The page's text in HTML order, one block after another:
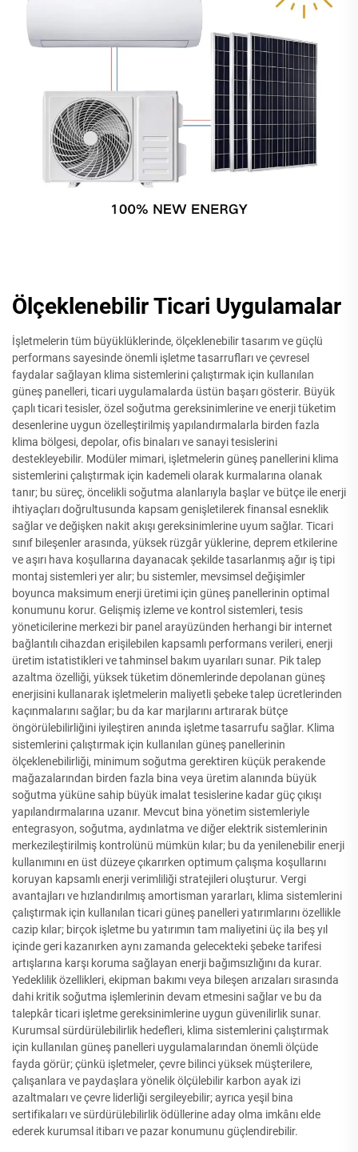
Ölçeklenebilir Ticari Uygulamalar
İşletmelerin tüm büyüklüklerinde, ölçeklenebilir tasarım ve güçlü
performans sayesinde önemli işletme tasarrufları ve çevresel
faydalar sağlayan klima sistemlerini çalıştırmak için kullanılan
güneş panelleri, ticari uygulamalarda üstün başarı gösterir. Büyük
çaplı ticari tesisler, özel soğutma gereksinimlerine ve enerji tüketim
desenlerine uygun özelleştirilmiş yapılandırmalarla birden fazla
klima bölgesi, depolar, ofis binaları ve sanayi tesislerini
destekleyebilir. Modüler mimari, işletmelerin güneş panellerini klima
sistemlerini çalıştırmak için kademeli olarak kurmalarına olanak
tanır; bu süreç, öncelikli soğutma alanlarıyla başlar ve bütçe ile enerji
ihtiyaçları doğrultusunda kapsam genişletilerek finansal esneklik
sağlar ve değişken nakit akışı gereksinimlerine uyum sağlar. Ticari
sınıf bileşenler arasında, yüksek rüzgâr yüklerine, deprem etkilerine
ve aşırı hava koşullarına dayanacak şekilde tasarlanmış ağır iş tipi
montaj sistemleri yer alır; bu sistemler, mevsimsel değişimler
boyunca maksimum enerji üretimi için güneş panellerinin optimal
konumunu korur. Gelişmiş izleme ve kontrol sistemleri, tesis
yöneticilerine merkezi bir panel arayüzünden herhangi bir internet
bağlantılı cihazdan erişilebilen kapsamlı performans verileri, enerji
üretim istatistikleri ve tahminsel bakım uyarıları sunar. Pik talep
azaltma özelliği, yüksek tüketim dönemlerinde depolanan güneş
enerjisini kullanarak işletmelerin maliyetli şebeke talep ücretlerinden
kaçınmalarını sağlar; bu da kar marjlarını artırarak bütçe
öngörülebilirliğini iyileştiren anında işletme tasarrufu sağlar. Klima
sistemlerini çalıştırmak için kullanılan güneş panellerinin
ölçeklenebilirliği, minimum soğutma gerektiren küçük perakende
mağazalarından birden fazla bina veya üretim alanında büyük
soğutma yüküne sahip büyük imalat tesislerine kadar güç çıkışı
yapılandırmalarına uzanır. Mevcut bina yönetim sistemleriyle
entegrasyon, soğutma, aydınlatma ve diğer elektrik sistemlerinin
merkezileştirilmiş kontrolünü mümkün kılar; bu da yenilenebilir enerji
kullanımını en üst düzeye çıkarırken optimum çalışma koşullarını
koruyan kapsamlı enerji verimliliği stratejileri oluşturur. Vergi
avantajları ve hızlandırılmış amortisman yararları, klima sistemlerini
çalıştırmak için kullanılan ticari güneş panelleri yatırımlarını özellikle
cazip kılar; birçok işletme bu yatırımın tam maliyetini üç ila beş yıl
içinde geri kazanırken aynı zamanda gelecekteki şebeke tarifesi
artışlarına karşı koruma sağlayan enerji bağımsızlığını da kurar.
Yedeklilik özellikleri, ekipman bakımı veya bileşen arızaları sırasında
dahi kritik soğutma işlemlerinin devam etmesini sağlar ve bu da
talepkâr ticari işletme gereksinimlerine uygun güvenilirlik sunar.
Kurumsal sürdürülebilirlik hedefleri, klima sistemlerini çalıştırmak
için kullanılan güneş panelleri uygulamalarından önemli ölçüde
fayda görür; çünkü işletmeler, çevre bilinci yüksek müşterilere,
çalışanlara ve paydaşlara yönelik ölçülebilir karbon ayak izi
azaltmaları ve çevre liderliği sergileyebilir; ayrıca yeşil bina
sertifikaları ve sürdürülebilirlik ödüllerine aday olma imkânı elde
ederek kurumsal itibarı ve pazar konumunu güçlendirebilir.